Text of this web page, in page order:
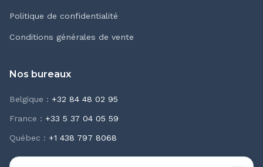
Politique de confidentialité
Conditions générales de vente
Nos bureaux
Belgique : +32 84 48 02 95
France : +33 5 37 04 05 59
Québec : +1 438 797 8068